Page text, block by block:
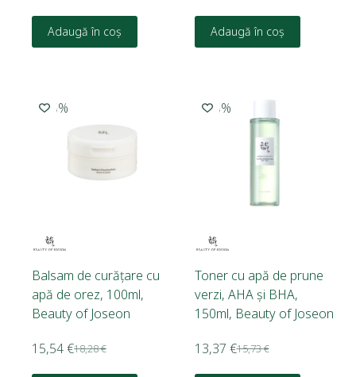
Adaugă în coș Adaugă în coș
-15%
Balsam de curățare cu
apă de orez, 100ml,
Beauty of Joseon
18,28€
15,54€
-15%
Toner cu apă de prune
verzi, AHA și BHA,
150ml, Beauty of Joseon
15,73€
13,37 €